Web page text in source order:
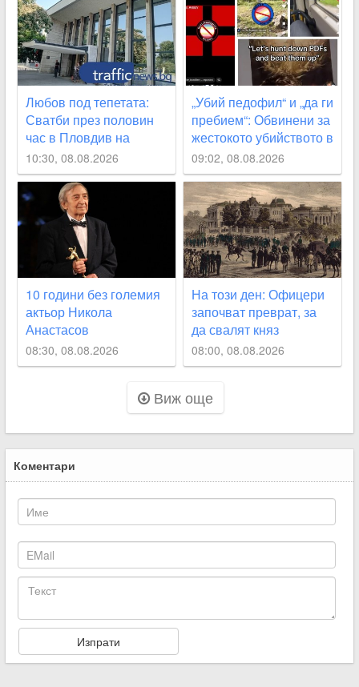
Любов под тепетата:
Сватби през половин
час в Пловдив на
магичната дата 8.08
10:30, 08.08.2026
„Убий педофил“ и „да ги
пребием“: Обвинени за
жестокото убийството в
Пловдив споделяли
призиви с насилие в
социалните мрежи
СНИМКИ
09:02, 08.08.2026
10 години без големия
актьор Никола
Анастасов
08:30, 08.08.2026
На този ден: Офицери
започват преврат, за
да свалят княз
Александър I
Батенберг
08:00, 08.08.2026
Виж още
Коментари